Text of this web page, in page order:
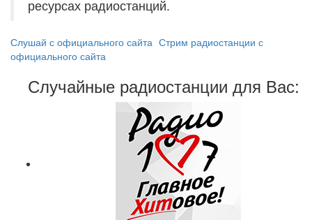
ресурсах радиостанций.
Слушай с официального сайта Стрим радиостанции с
официального сайта
Случайные радиостанции для Вас: